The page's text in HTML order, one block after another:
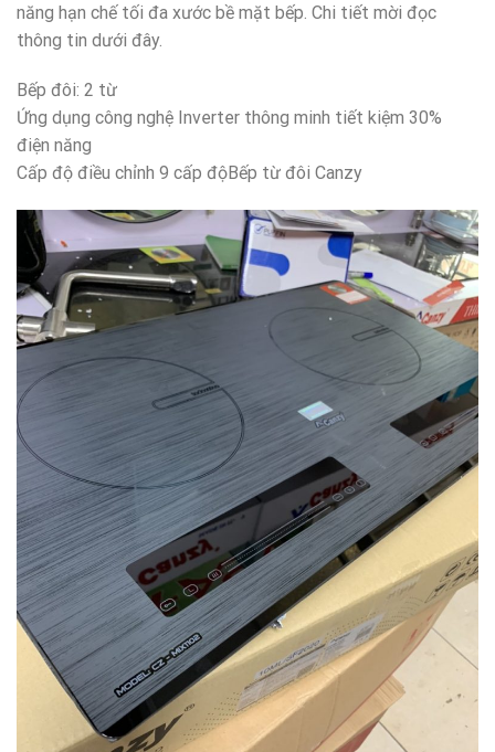
năng hạn chế tối đa xước bề mặt bếp. Chi tiết mời đọc
thông tin dưới đây.
Bếp đôi: 2 từ
Ứng dụng công nghệ Inverter thông minh tiết kiệm 30%
điện năng
Cấp độ điều chỉnh 9 cấp độBếp từ đôi Canzy